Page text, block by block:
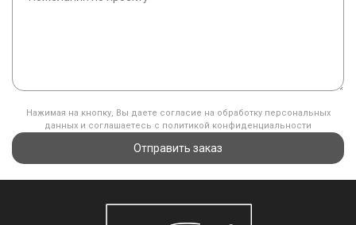
Нажимая на кнопку, Вы даете согласие на обработку персональных
данных и соглашаетесь с политикой конфиденциальности
Отправить заказ